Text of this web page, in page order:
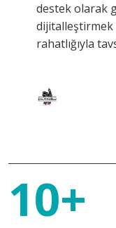
destek olarak
rahatlığıyla
10+